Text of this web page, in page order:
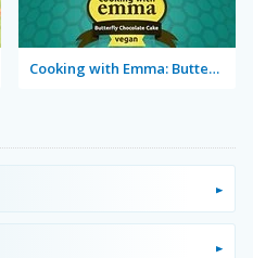
Cooking with Emma: Butterfly Chocolate Cake Vegan